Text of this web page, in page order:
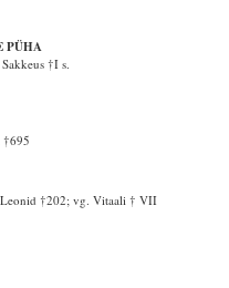
PÜHA
†I s.
†695
†202; vg. Vitaali † VII